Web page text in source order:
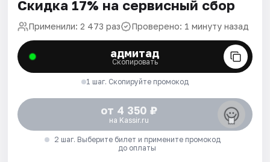
Скидка 17% на сервисный сбор
Применили: 2 473 раз Проверено: 1 минуту назад
адмитад
Скопировать
1 шаг. Скопируйте промокод
от 4 350 ₽
на Kassir.ru
2 шаг. Выберите билет и примените промокод
до оплаты